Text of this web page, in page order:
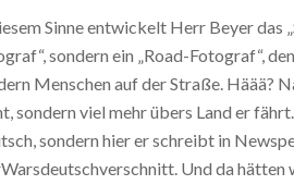
Sinne entwickelt Herr Beyer das
sondern ein „Road-Fotograf“,
Menschen auf der Straße. Häää?
sondern viel mehr übers Land er
sondern hier er schreibt in
Und da hätten